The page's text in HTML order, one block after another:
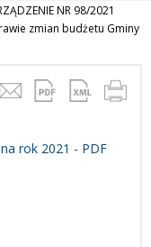
NR 98/2021
zmian budżetu Gminy
rok 2021 - PDF